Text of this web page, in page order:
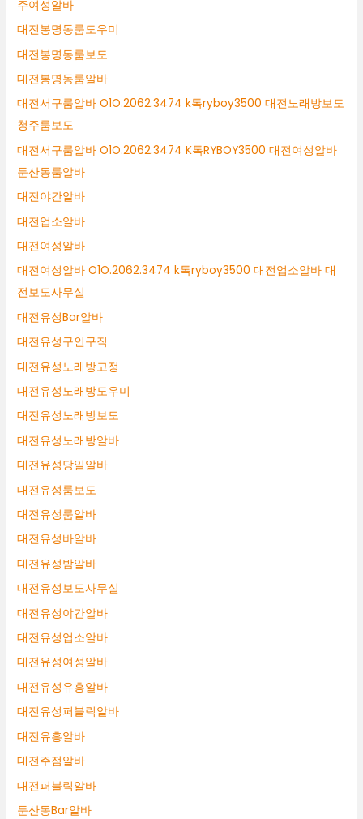
주여성알바
대전봉명동룸도우미
대전봉명동룸보도
대전봉명동룸알바
대전서구룸알바 O1O.2062.3474 k톡ryboy3500 대전노래방보도
청주룸보도
대전서구룸알바 O1O.2062.3474 K톡RYBOY3500 대전여성알바
둔산동룸알바
대전야간알바
대전업소알바
대전여성알바
대전여성알바 O1O.2062.3474 k톡ryboy3500 대전업소알바 대
전보도사무실
대전유성Bar알바
대전유성구인구직
대전유성노래방고정
대전유성노래방도우미
대전유성노래방보도
대전유성노래방알바
대전유성당일알바
대전유성룸보도
대전유성룸알바
대전유성바알바
대전유성밤알바
대전유성보도사무실
대전유성야간알바
대전유성업소알바
대전유성여성알바
대전유성유흥알바
대전유성퍼블릭알바
대전유흥알바
대전주점알바
대전퍼블릭알바
둔산동Bar알바